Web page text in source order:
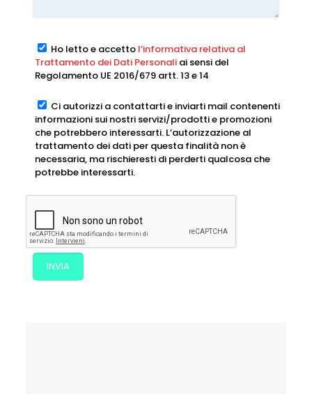
Ho letto e accetto l’informativa relativa al
Trattamento dei Dati Personaliai sensi del
Regolamento UE 2016/679 artt. 13 e 14
Ci autorizzi a contattarti e inviarti mail contenenti
informazioni sui nostri servizi/prodotti e promozioni
che potrebbero interessarti. L’autorizzazione al
trattamento dei dati per questa finalità non è
necessaria, ma rischieresti di perderti qualcosa che
potrebbe interessarti.